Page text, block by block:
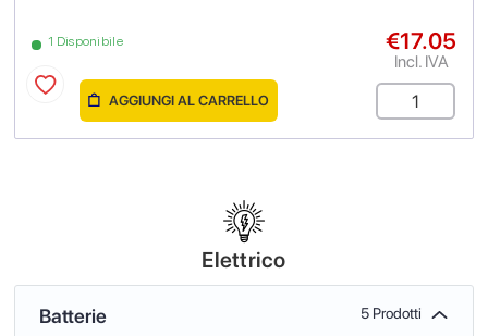
1 Disponibile €17.05
Incl. IVA
AGGIUNGI AL CARRELLO
Elettrico
Batterie 5 Prodotti